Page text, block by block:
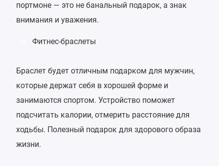
портмоне — это не банальный подарок, а знак
внимания и уважения.
Фитнес-браслеты
Браслет будет отличным подарком для мужчин,
которые держат себя в хорошей форме и
занимаются спортом. Устройство поможет
подсчитать калории, отмерить расстояние для
ходьбы. Полезный подарок для здорового образа
жизни.